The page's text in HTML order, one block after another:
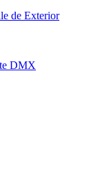
de Exterior
DMX